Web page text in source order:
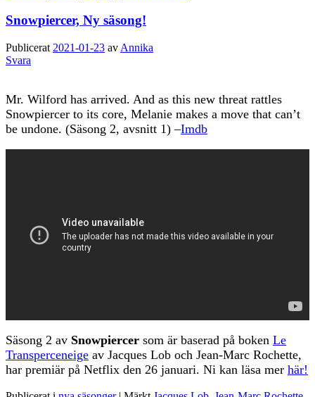
Snowpiercer, Ny säsong!
Publicerat 2021-01-23 av Annika
Svara
Mr. Wilford has arrived. And as this new threat rattles
Snowpiercer to its core, Melanie makes a move that can’t
be undone. (Säsong 2, avsnitt 1) –Imdb
Säsong 2 av Snowpiercer som är baserad på boken Le
Transperceneige av Jacques Lob och Jean-Marc Rochette,
har premiär på Netflix den 26 januari. Ni kan läsa mer här!